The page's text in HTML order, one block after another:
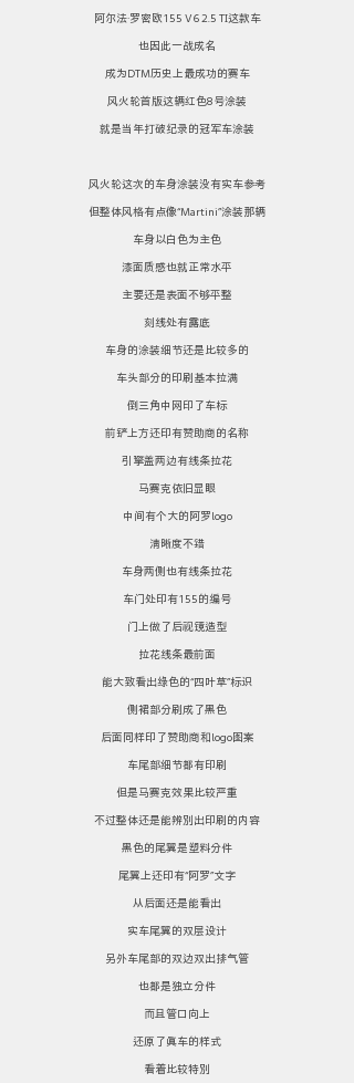
阿尔法·罗密欧155 V6 2.5 TI这款车
也因此一战成名
成为DTM历史上最成功的赛车
风火轮首版这辆红色8号涂装
就是当年打破纪录的冠军车涂装
风火轮这次的车身涂装没有实车参考
但整体风格有点像“Martini”涂装那辆
车身以白色为主色
漆面质感也就正常水平
主要还是表面不够平整
刻线处有露底
车身的涂装细节还是比较多的
车头部分的印刷基本拉满
倒三角中网印了车标
前铲上方还印有赞助商的名称
引擎盖两边有线条拉花
马赛克依旧显眼
中间有个大的阿罗logo
清晰度不错
车身两侧也有线条拉花
车门处印有155的编号
门上做了后视镜造型
拉花线条最前面
能大致看出绿色的“四叶草”标识
侧裙部分刷成了黑色
后面同样印了赞助商和logo图案
车尾部细节都有印刷
但是马赛克效果比较严重
不过整体还是能辨别出印刷的内容
黑色的尾翼是塑料分件
尾翼上还印有“阿罗”文字
从后面还是能看出
实车尾翼的双层设计
另外车尾部的双边双出排气管
也都是独立分件
而且管口向上
还原了真车的样式
看着比较特别